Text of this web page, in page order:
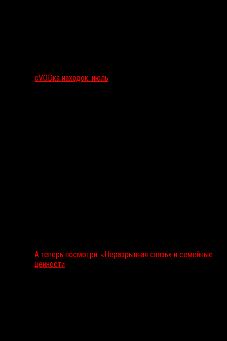
сVODка находок: июль
А теперь посмотри: «Неразрывная связь» и семейные
ценности